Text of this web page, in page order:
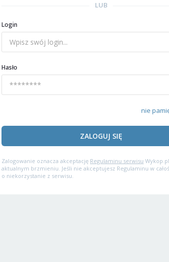
LUB
Login
Hasło
nie
ZALOGUJ SIĘ
Zalogowanie oznacza akceptację Regulaminu serwisu
aktualnym brzmieniu. Jeśli nie akceptujesz Regulaminu w
o niekorzystanie z serwisu.